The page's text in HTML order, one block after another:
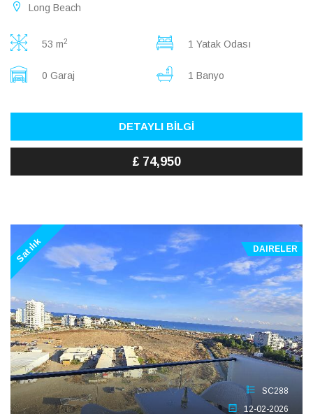
Long Beach
53 m2 1 Yatak Odası
0 Garaj 1 Banyo
DETAYLI BİLGİ
£ 74,950
Satılık DAIRELER
SC288
12-02-2026